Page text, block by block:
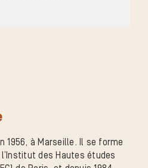
1956, à Marseille. Il se forme
des Hautes études